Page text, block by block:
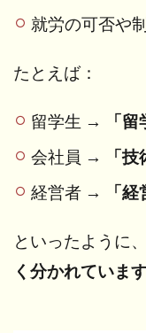
就労の可否や
たとえば：
留学生 →
「留
会社員 →
「
経営者 →
「
といったように、
く分かれています